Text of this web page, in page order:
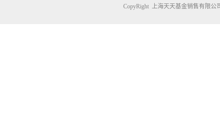
CopyRight 上海天天基金销售有限